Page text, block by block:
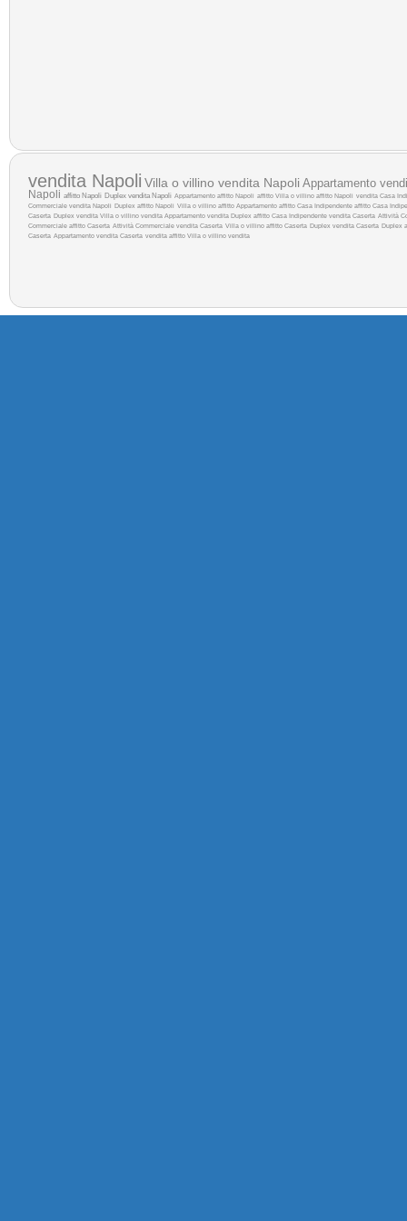
vendita Napoli Villa o villino vendita Napoli Appartamento
Napoli affitto Napoli Duplex vendita Napoli Appartamento affitto Napoli affitto Villa o villino affitto Napoli vendita Casa
Commerciale vendita Napoli
Duplex affitto Napoli Villa o villino affitto Appartamento affitto Casa Indipendente affitto Casa
Caserta Duplex vendita Villa o villino vendita Appartamento vendita Duplex affitto Casa Indipendente vendita Caserta Attività
Commerciale affitto Caserta Attività Commerciale vendita Caserta Villa o villino affitto Caserta Duplex vendita Caserta Duplex
Caserta Appartamento vendita Caserta vendita affitto Villa o villino vendita